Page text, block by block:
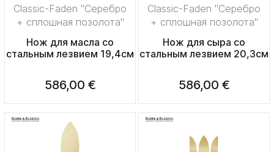
Classic-Faden "Серебро
+ сплошная позолота"
Нож для масла со
стальным лезвием 19,4см
586,00 €
Classic-Faden "Серебро
+ сплошная позолота"
Нож для сыра со
стальным лезвием 20,3см
586,00 €